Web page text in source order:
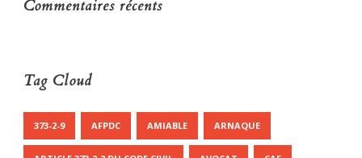
Commentaires récents
Tag Cloud
373-2-9 AFPDC AMIABLE ARNAQUE